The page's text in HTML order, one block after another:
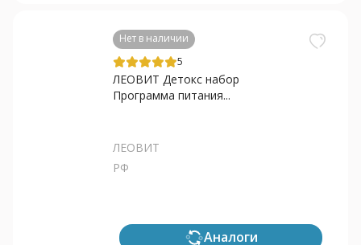
Нет в наличии
5
ЛЕОВИТ Детокс набор
Программа питания...
ЛЕОВИТ
РФ
Аналоги